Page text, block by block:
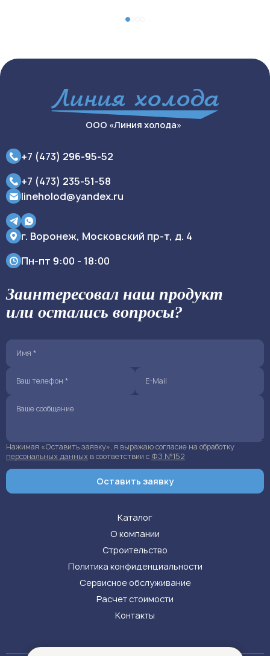
ООО «Линия холода»
+7 (473) 296-95-52
+7 (473) 235-51-58
lineholod@yandex.ru
г. Воронеж, Московский пр-т, д. 4
Пн-пт 9:00 - 18:00
Каталог
О компании
Строительство
Политика конфиденциальности
Сервисное обслуживание
Расчет стоимости
Контакты
Заинтересовал наш продукт
или остались вопросы?
Нажимая «Оставить заявку», я выражаю согласие на обработку
персональных данных в соответствии с ФЗ №152
Оставить заявку